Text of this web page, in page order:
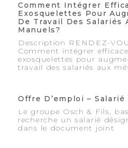
Comment Intégrer
Exosquelettes Pour
De Travail Des Salariés
Manuels?
Description RENDEZ-
Comment intégrer
exosquelettes pour
travail des salariés aux
Offre D’emploi – Salarié
Le groupe Osch & Fils,
recherche un salarié
dans le document joint